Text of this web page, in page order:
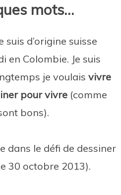
mots…
suis d’origine suisse
en Colombie. Je suis
je voulais vivre
pour vivre (comme
bons).
dans le défi de dessiner
30 octobre 2013).